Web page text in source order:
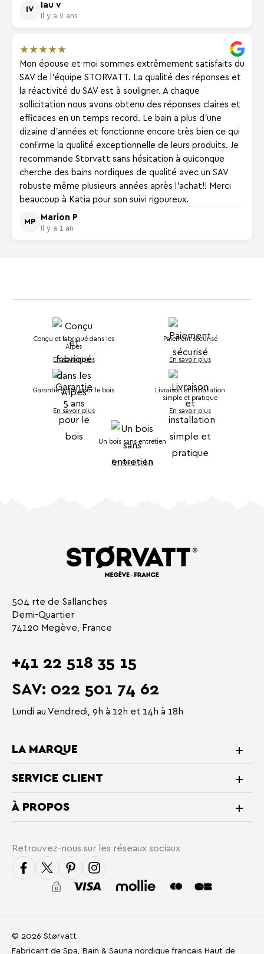
IV
Iau v
Il y a 2 ans
★★★★★
Mon épouse et moi sommes extrêmement satisfaits du
SAV de l'équipe STORVATT. La qualité des réponses et
la réactivité du SAV est à souligner. A chaque
sollicitation nous avons obtenu des réponses claires et
efficaces en un temps record. Le bain a plus d'une
dizaine d'années et fonctionne encore très bien ce qui
confirme la qualité exceptionnelle de leurs produits. Je
recommande Storvatt sans hésitation à quiconque
cherche des bains nordiques de qualité avec un SAV
robuste même plusieurs années après l'achat!! Merci
beaucoup à Katia pour son suivi rigoureux.
MP
Marion P
Il y a 1 an
Paiement sécurisé
En savoir plus
Garantie 5 ans pour le bois
En savoir plus
Conçu et fabriqué dans les
Alpes
En savoir plus
Livraison et installation
simple et pratique
En savoir plus
Un bois sans entretien
En savoir plus
504 rte de Sallanches
Demi-Quartier
74120 Megève, France
+41 22 518 35 15
SAV: 022 501 74 62
Lundi au Vendredi, 9h à 12h et 14h à 18h
LA MARQUE
SERVICE CLIENT
À PROPOS
Retrouvez-nous sur les réseaux sociaux
© 2026 Størvatt
Fabricant de Spa, Bain & Sauna nordique français Haut de